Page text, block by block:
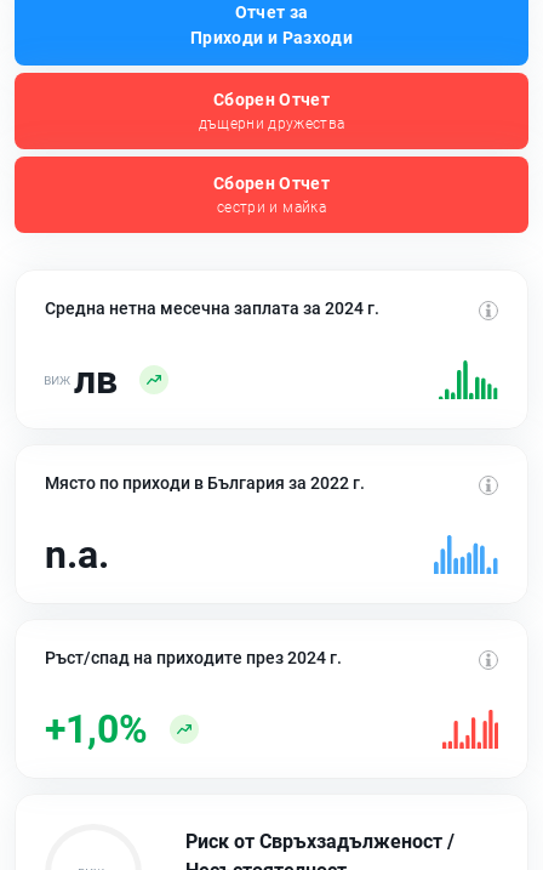
Отчет за
Приходи и Разходи
Сборен Отчет
дъщерни дружества
Сборен Отчет
сестри и майка
Средна нетна месечна заплата за 2024 г.
лв
Място по приходи в България за 2022 г.
n.a.
Ръст/спад на приходите през 2024 г.
+1,0%
Риск от Свръхзадълженост /